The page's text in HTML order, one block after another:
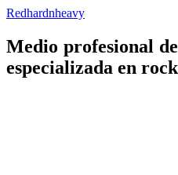
Redhardnheavy
Medio profesional
especializada en